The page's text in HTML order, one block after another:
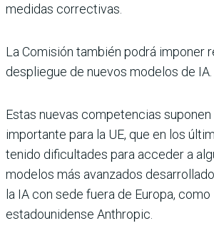
medidas correctivas.
La Comisión también podrá imponer
despliegue de nuevos modelos de IA.
Estas nuevas competencias suponen
importante para la UE, que en los
tenido dificultades para acceder a
modelos más avanzados
la IA con sede fuera de Europa,
estadounidense Anthropic.